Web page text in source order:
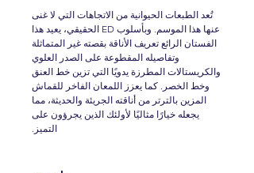
تُعد الطبعات الحيوانية من الاتجاهات التي لا غنى
عنها هذا الموسم. وبأسلوب ED الحقيقي، يعيد هذا
الفستان الرائع تعريف الأناقة بقصته غير المتماثلة
وتفاصيله المقطوعة على الصدر العلوي
والكريستالات المطرزة يدويًا التي تزين خط العنق
وخط الخصر. كما يعزز اللمعان الفاخر للقماش
المزين بالترتر من أناقته الجريئة والحديثة، مما
يجعله خيارًا مثاليًا لأولئك الذين يجرؤون على
التميز.